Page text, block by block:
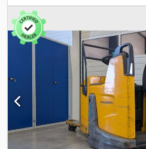
ukupna dužina:1.636 mm, boja:
displej, pristup putem brojčanog
točkovi za teret, integrisani punjač
Dsdpfx Afex Ilvao Ujkr